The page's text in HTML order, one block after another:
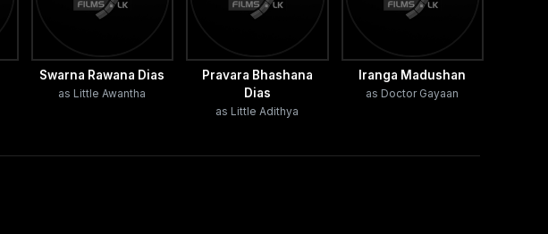
Swarna Rawana Dias
as Little Awantha
Pravara Bhashana
Dias
as Little Adithya
Iranga Madushan
as Doctor Gayaan